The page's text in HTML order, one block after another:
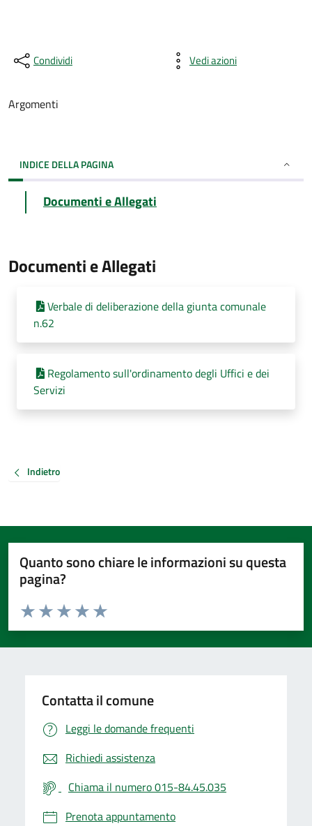
Condividi Vedi azioni
Argomenti
INDICE DELLA PAGINA
Documenti e Allegati
Documenti e Allegati
Verbale di deliberazione della giunta comunale
n.62
Regolamento sull'ordinamento degli Uffici e dei
Servizi
Indietro
Quanto sono chiare le informazioni su questa
pagina?
Valuta da 1 a 5 stelle la pagina
Valuta 5 stelle su 5
Valuta 4 stelle su 5
Valuta 3 stelle su 5
Valuta 2 stelle su 5
Valuta 1 stelle su 5
Contatta il comune
Leggi le domande frequenti
Richiedi assistenza
Chiama il numero 015-84.45.035
Prenota appuntamento